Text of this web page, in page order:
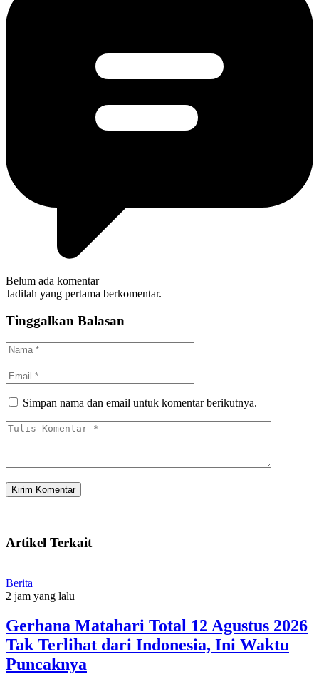
Belum ada komentar
Jadilah yang pertama berkomentar.
Tinggalkan Balasan
Simpan nama dan email untuk komentar berikutnya.
Artikel Terkait
Berita
2 jam yang lalu
Gerhana Matahari Total 12 Agustus 2026
Tak Terlihat dari Indonesia, Ini Waktu
Puncaknya